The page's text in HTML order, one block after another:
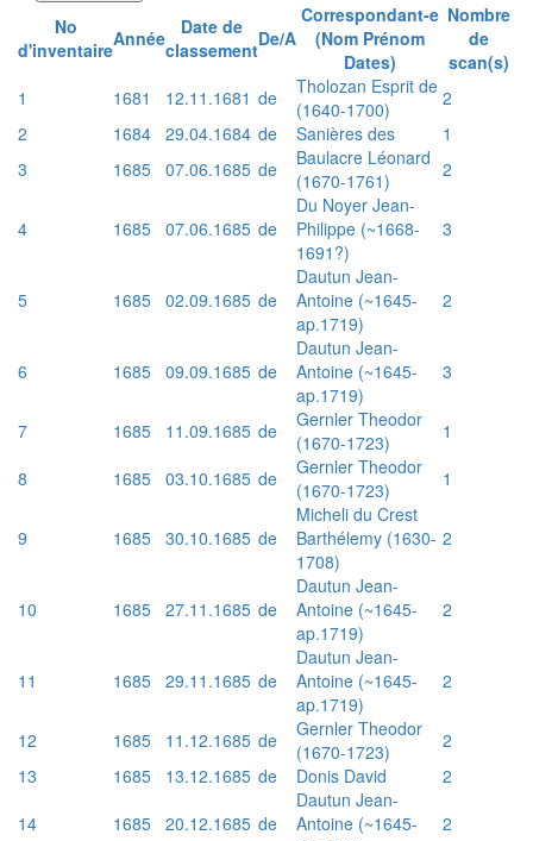
No
d'inventaireAnnée
Date de
classementDe/A
Correspondant-e
(Nom Prénom
Dates)
Nombre
de
scan(s)
1
1681 12.11.1681 de
Tholozan Esprit de
(1640-1700)
2
2
1684 29.04.1684 de Sanières des
1
3
1685 07.06.1685 de
Baulacre Léonard
(1670-1761)
2
4 1685 07.06.1685 de
Du Noyer Jean-
Philippe (~1668-
1691?)
3
5 1685 02.09.1685 de
Dautun Jean-
Antoine (~1645-
ap.1719)
2
6 1685 09.09.1685 de
Dautun Jean-
Antoine (~1645-
ap.1719)
3
7 1685 11.09.1685 de
Gernler Theodor
(1670-1723)
1
8
1685 03.10.1685 de
Gernler Theodor
(1670-1723)
1
9 1685 30.10.1685 de
Micheli du Crest
Barthélemy (1630-
1708)
2
10 1685 27.11.1685 de
Dautun Jean-
Antoine (~1645-
ap.1719)
2
11 1685 29.11.1685 de
Dautun Jean-
Antoine (~1645-
ap.1719)
2
12 1685 11.12.1685 de
Gernler Theodor
(1670-1723)
2
13
1685 13.12.1685 de Donis David
2
14
1685 20.12.1685 de
Dautun Jean-
Antoine (~1645-
2